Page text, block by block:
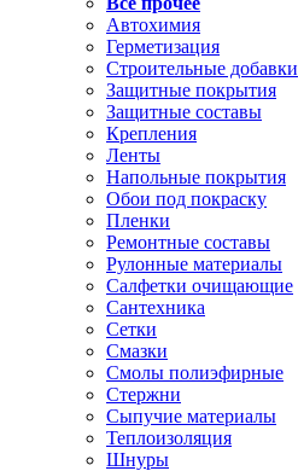
Автохимия
Герметизация
Строительные добавки
Защитные покрытия
Защитные составы
Крепления
Ленты
Напольные покрытия
Обои под покраску
Пленки
Ремонтные составы
Рулонные материалы
Салфетки очищающие
Сантехника
Сетки
Смазки
Смолы полиэфирные
Стержни
Сыпучие материалы
Теплоизоляция
Шнуры